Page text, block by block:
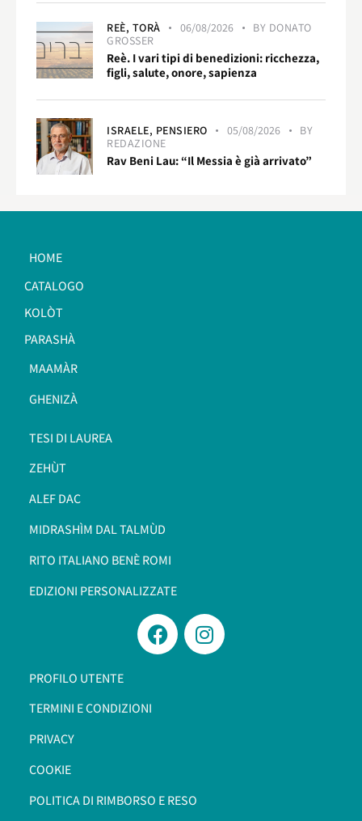
REÈ, TORÀ 06/08/2026 BY DONATO
GROSSER
Reè. I vari tipi di benedizioni: ricchezza,
figli, salute, onore, sapienza
ISRAELE, PENSIERO 05/08/2026
BY
REDAZIONE
Rav Beni Lau: “Il Messia è già arrivato”
HOME
CATALOGO
KOLÒT
PARASHÀ
MAAMÀR
GHENIZÀ
TESI DI LAUREA
ZEHÙT
ALEF DAC
MIDRASHÌM DAL TALMÙD
RITO ITALIANO BENÈ ROMI​
EDIZIONI PERSONALIZZATE
PROFILO UTENTE
TERMINI E CONDIZIONI
PRIVACY
COOKIE
POLITICA DI RIMBORSO E RESO